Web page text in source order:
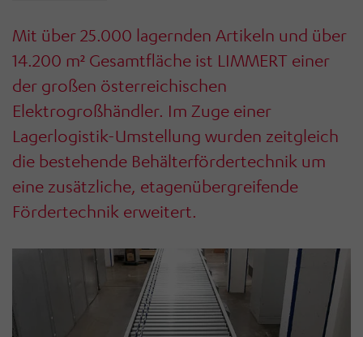
Mit über 25.000 lagernden Artikeln und über
14.200 m² Gesamtfläche ist LIMMERT einer
der großen österreichischen
Elektrogroßhändler. Im Zuge einer
Lagerlogistik-Umstellung wurden zeitgleich
die bestehende Behälterfördertechnik um
eine zusätzliche, etagenübergreifende
Fördertechnik erweitert.